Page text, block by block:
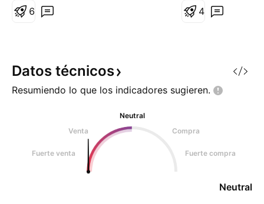
bursátil con la llegada de los
mínimos durante casi 14 años,
entre 2012 y 2026, la acción de
No
6
empresa
(redes fijas,
transporte), po
4
Datos técnicos
Resumiendo lo que los indicadores sugieren.
Neutral
Venta
Compra
Fuerte venta Fuerte compra
Neutral